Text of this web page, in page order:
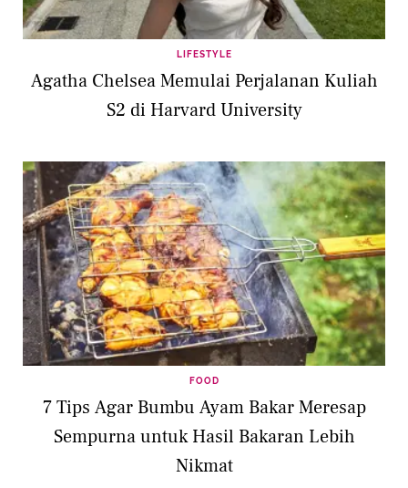
LIFESTYLE
Agatha Chelsea Memulai Perjalanan Kuliah
S2 di Harvard University
FOOD
7 Tips Agar Bumbu Ayam Bakar Meresap
Sempurna untuk Hasil Bakaran Lebih
Nikmat